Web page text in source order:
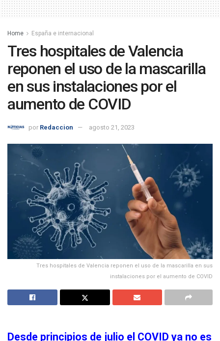
Home España e internacional
Tres hospitales de Valencia
reponen el uso de la mascarilla
en sus instalaciones por el
aumento de COVID
por Redaccion agosto 21, 2023
Tres hospitales de Valencia reponen el uso de la mascarilla en sus
instalaciones por el aumento de COVID
Desde principios de julio el COVID ya no es